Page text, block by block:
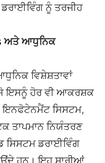
ਨੂੰ ਤਰਜੀਹ
ਅਤੇ ਆਧੁਨਿਕ
ਵਿਸ਼ੇਸ਼ਤਾਵਾਂ
ਇਸਨੂੰ ਹੋਰ ਵੀ ਆਕਰਸ਼ਕ
ਸਿਸਟਮ,
ਤਾਪਮਾਨ ਨਿਯੰਤਰਣ
ਸਿਸਟਮ ਡਰਾਈਵਿੰਗ
ਹਨ। ਇਹ ਸਾਰੀਆਂ